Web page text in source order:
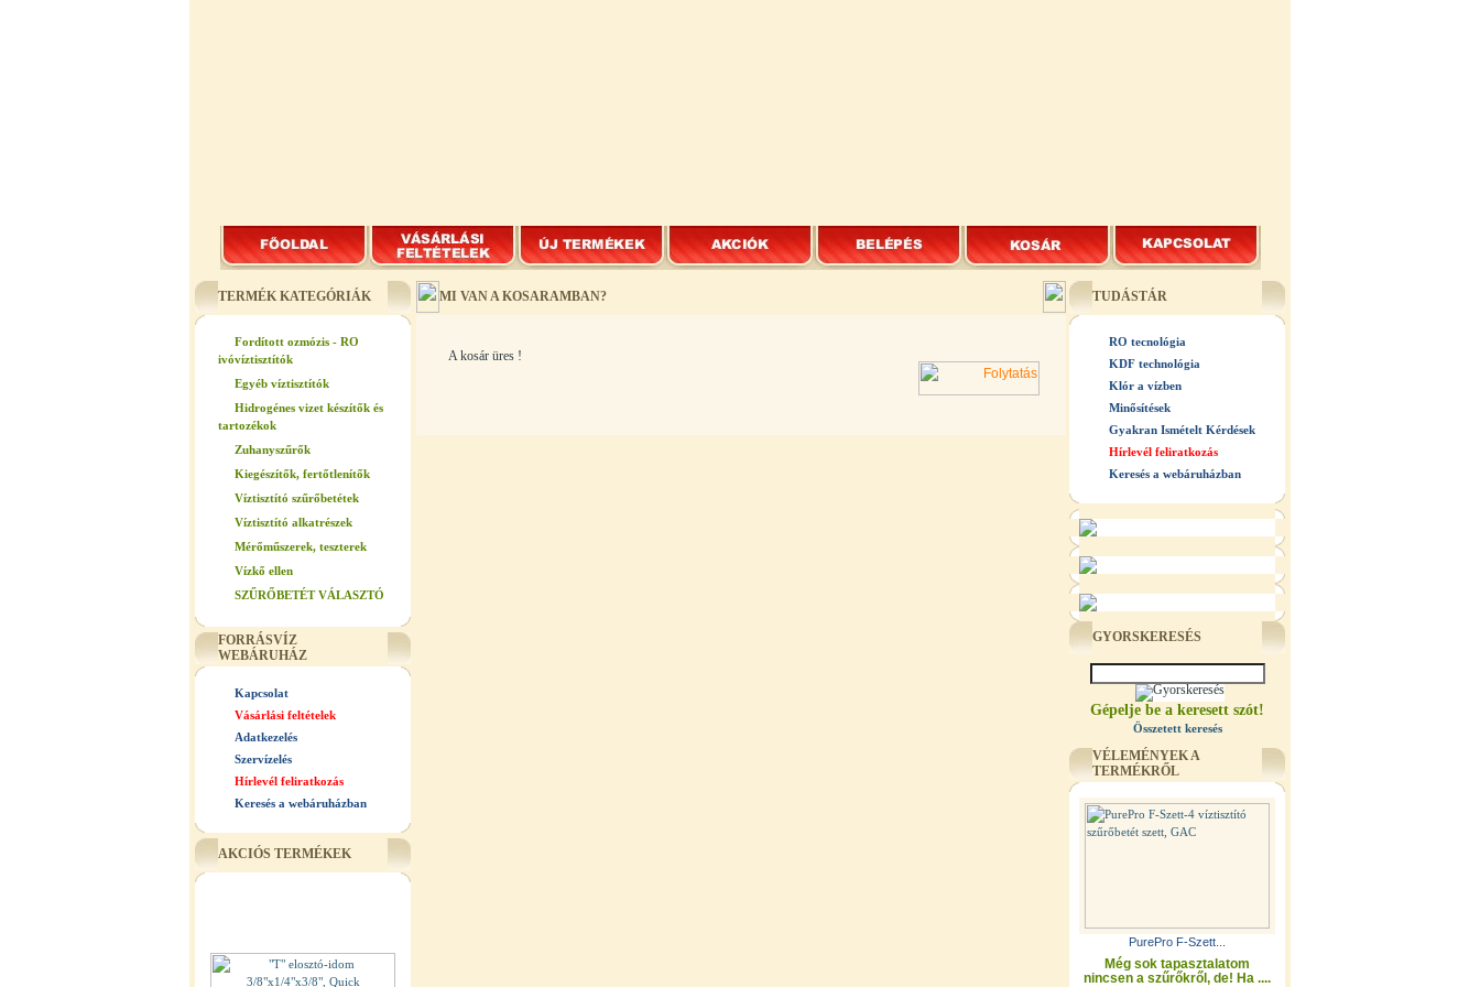
TERMÉK KATEGÓRIÁK
Fordított ozmózis - RO
ivóvíztisztítók
Egyéb víztisztítók
Hidrogénes vizet készítők és
tartozékok
Zuhanyszűrők
Kiegészítők, fertőtlenítők
Víztisztító szűrőbetétek
Víztisztító alkatrészek
Mérőműszerek, teszterek
Vízkő ellen
SZŰRŐBETÉT VÁLASZTÓ
FORRÁSVÍZ
WEBÁRUHÁZ
Kapcsolat
Vásárlási feltételek
Adatkezelés
Szervízelés
Hírlevél feliratkozás
Keresés a webáruházban
AKCIÓS TERMÉKEK
MI VAN A KOSARAMBAN?
A kosár üres !
TUDÁSTÁR
RO tecnológia
KDF technológia
Klór a vízben
Minősítések
Gyakran Ismételt Kérdések
Hírlevél feliratkozás
Keresés a webáruházban
GYORSKERESÉS
Gépelje be a keresett szót!
Összetett keresés
VÉLEMÉNYEK A
TERMÉKRŐL
PurePro F-Szett...
Még sok tapasztalatom
nincsen a szűrőkről, de! Ha ....